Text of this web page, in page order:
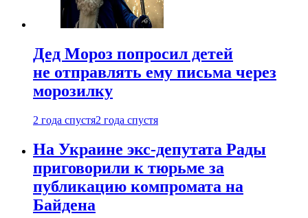
Дед Мороз попросил детей
не отправлять ему письма через
морозилку
2 года спустя2 года спустя
На Украине экс-депутата Рады
приговорили к тюрьме за
публикацию компромата на
Байдена